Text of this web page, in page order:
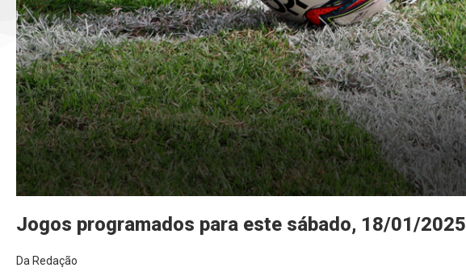
Jogos programados para este sábado, 18/01/2025
Da Redação